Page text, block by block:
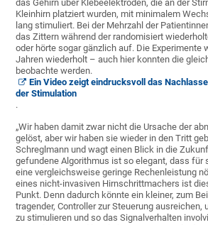
das Gehirn über Klebeelektroden, die an der
Kleinhirn platziert wurden, mit minimalem
lang stimuliert. Bei der Mehrzahl der
das Zittern während der randomisiert
oder hörte sogar gänzlich auf. Die Experimente
Jahren wiederholt – auch hier konnten die
beobachte werden.
Ein Video zeigt eindrucksvoll das
der Stimulation
.
„Wir haben damit zwar nicht die Ursache der
gelöst, aber wir haben sie wieder in den Tritt
Schreglmann und wagt einen Blick in die
gefundene Algorithmus ist so elegant, dass für
eine vergleichsweise geringe Rechenleistung
eines nicht-invasiven Hirnschrittmachers ist
Punkt. Denn dadurch könnte ein kleiner, zum
tragender, Controller zur Steuerung
zu stimulieren und so das Signalverhalten